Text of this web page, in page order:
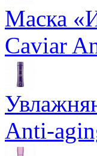
Маска
Caviar
Anti-